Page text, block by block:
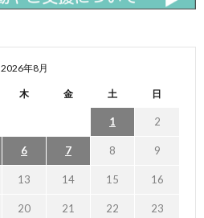
2026年8月
木 金 土 日
1 2
6 7 8 9
13 14 15 16
20 21 22 23